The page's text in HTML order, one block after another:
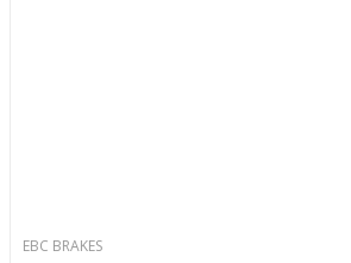
EBC BRAKES